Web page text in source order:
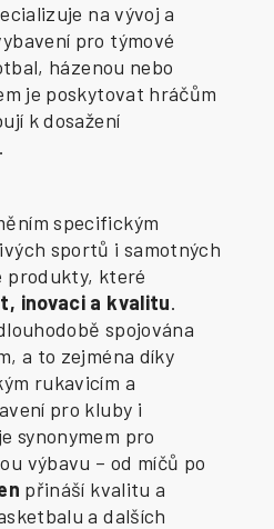
na vývoj a
pro týmové
házenou nebo
je poskytovat hráčům
k dosažení
specifickým
sportů i samotných
produkty, které
inovaci a kvalitu.
spojována
a to zejména díky
rukavicím a
pro kluby i
je synonymem pro
výbavu – od míčů po
přináší kvalitu a
a dalších